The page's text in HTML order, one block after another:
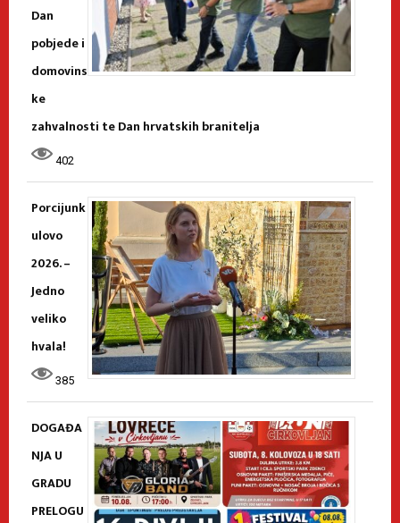
Dan
pobjede i
domovins
ke
zahvalnosti te Dan hrvatskih branitelja
402
Porcijunk
ulovo
2026. –
Jedno
veliko
hvala!
385
DOGAĐA
NJA U
GRADU
PRELOGU